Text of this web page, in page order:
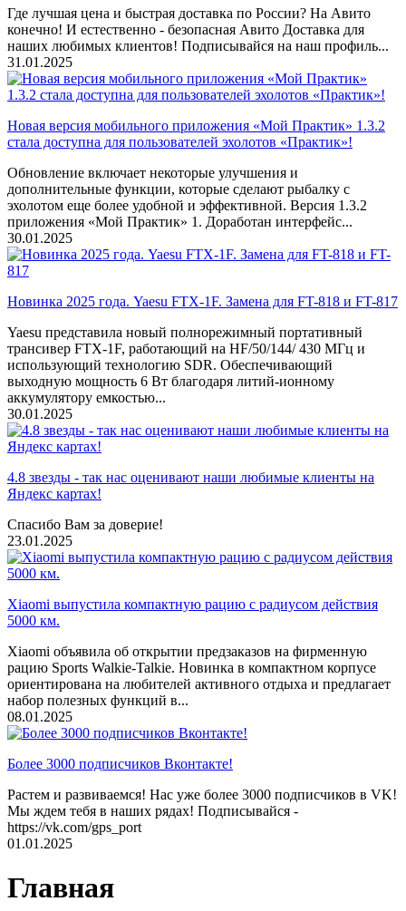
Где лучшая цена и быстрая доставка по России? На Авито
конечно! И естественно - безопасная Авито Доставка для
наших любимых клиентов! Подписывайся на наш профиль...
31.01.2025
Новая версия мобильного приложения «Мой Практик» 1.3.2
стала доступна для пользователей эхолотов «Практик»!
Обновление включает некоторые улучшения и
дополнительные функции, которые сделают рыбалку с
эхолотом еще более удобной и эффективной. Версия 1.3.2
приложения «Мой Практик» 1. Доработан интерфейс...
30.01.2025
Новинка 2025 года. Yaesu FTX-1F. Замена для FT-818 и FT-817
Yaesu представила новый полнорежимный портативный
трансивер FTX-1F, работающий на HF/50/144/ 430 МГц и
использующий технологию SDR. Обеспечивающий
выходную мощность 6 Вт благодаря литий-ионному
аккумулятору емкостью...
30.01.2025
4.8 звезды - так нас оценивают наши любимые клиенты на
Яндекс картах!
Спасибо Вам за доверие!
23.01.2025
Xiaomi выпустила компактную рацию с радиусом действия
5000 км.
Xiaomi объявила об открытии предзаказов на фирменную
рацию Sports Walkie-Talkie. Новинка в компактном корпусе
ориентирована на любителей активного отдыха и предлагает
набор полезных функций в...
08.01.2025
Более 3000 подписчиков Вконтакте!
Растем и развиваемся! Нас уже более 3000 подписчиков в VK!
Мы ждем тебя в наших рядах! Подписывайся -
https://vk.com/gps_port
01.01.2025
Главная